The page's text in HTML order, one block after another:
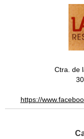
Ctra. de
https://